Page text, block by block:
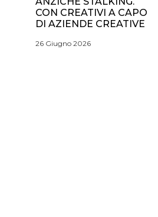
CON CREATIVI A CAPO
DI AZIENDE CREATIVE
26 Giugno 2026